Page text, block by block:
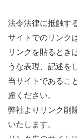
法令法律に抵触す
サイトでのリンク
リンクを貼るとき
うな表現、記述を
当サイトであるこ
慮ください。
弊社よりリンク削
いたします。